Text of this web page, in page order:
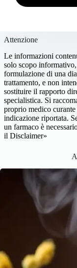
Attenzione
Le informazioni
solo scopo
formulazione di una
trattamento, e non
sostituire il rapporto
specialistica. Si
proprio medico
indicazione riportata.
un farmaco è
il Disclaimer»